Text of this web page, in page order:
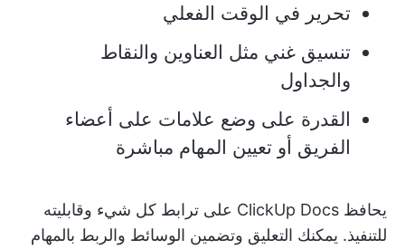
تحرير في الوقت الفعلي
تنسيق غني مثل العناوين والنقاط
والجداول
القدرة على وضع علامات على أعضاء
الفريق أو تعيين المهام مباشرة
يحافظ ClickUp Docs على ترابط كل شيء وقابليته
للتنفيذ. يمكنك التعليق وتضمين الوسائط والربط بالمهام